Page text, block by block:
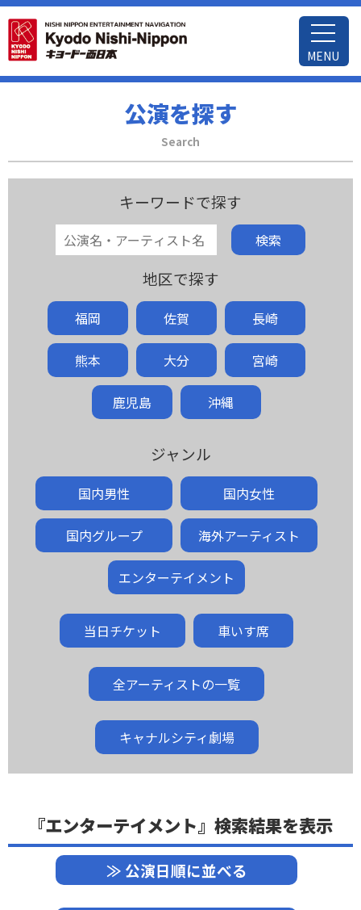
MENU
公演を探す
Search
キーワードで探す
検索
地区で探す
福岡 佐賀 長崎
熊本 大分 宮崎
鹿児島 沖縄
ジャンル
国内男性 国内女性
国内グループ 海外アーティスト
エンターテイメント
当日チケット 車いす席
全アーティストの一覧
キャナルシティ劇場
『エンターテイメント』検索結果を表示
≫ 公演日順に並べる